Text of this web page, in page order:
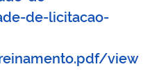
de-licitacao-
view